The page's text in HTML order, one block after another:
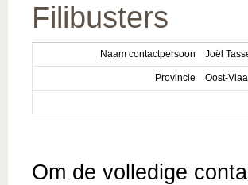
Filibusters
Naam contactpersoon Joël
Provincie Oost-
Om de volledige